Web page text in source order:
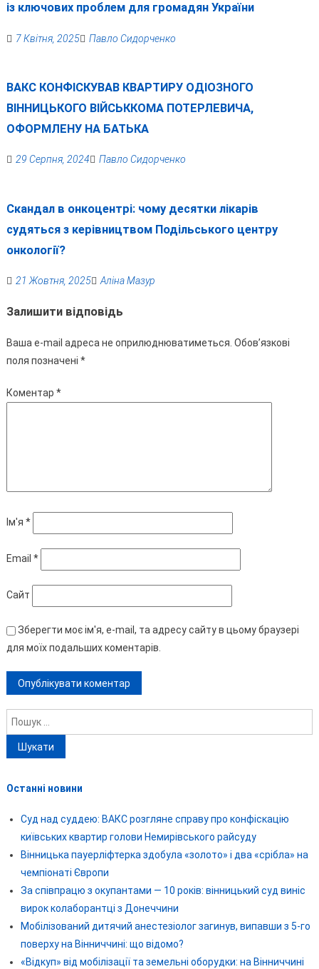
із ключових проблем для громадян України
7 Квітня, 2025 Павло Сидорченко
ВАКС КОНФІСКУВАВ КВАРТИРУ ОДІОЗНОГО
ВІННИЦЬКОГО ВІЙСЬККОМА ПОТЕРЛЕВИЧА,
ОФОРМЛЕНУ НА БАТЬКА
29 Серпня, 2024 Павло Сидорченко
Скандал в онкоцентрі: чому десятки лікарів
судяться з керівництвом Подільського центру
онкології?
21 Жовтня, 2025 Аліна Мазур
Залишити відповідь
Ваша e-mail адреса не оприлюднюватиметься. Обов’язкові
поля позначені *
Коментар *
Ім'я *
Email *
Сайт
Зберегти моє ім'я, e-mail, та адресу сайту в цьому браузері
для моїх подальших коментарів.
Пошук:
Останні новини
Суд над суддею: ВАКС розгляне справу про конфіскацію
київських квартир голови Немирівського райсуду
Вінницька пауерліфтерка здобула «золото» і два «срібла» на
чемпіонаті Європи
За співпрацю з окупантами — 10 років: вінницький суд виніс
вирок колаборантці з Донеччини
Мобілізований дитячий анестезіолог загинув, випавши з 5-го
поверху на Вінниччині: що відомо?
«Відкуп» від мобілізації та земельні оборудки: на Вінниччині